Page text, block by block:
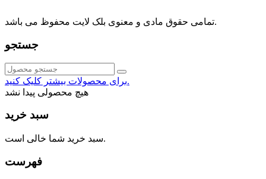
تمامی حقوق مادی و معنوی بلک لایت محفوظ می باشد.
جستجو
برای محصولات بیشتر کلیک کنید.
هیچ محصولی پیدا نشد
سبد خرید
سبد خرید شما خالی است.
فهرست